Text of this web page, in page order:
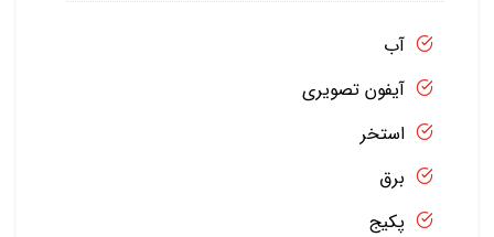
آب
آیفون تصویری
استخر
برق
پکیج